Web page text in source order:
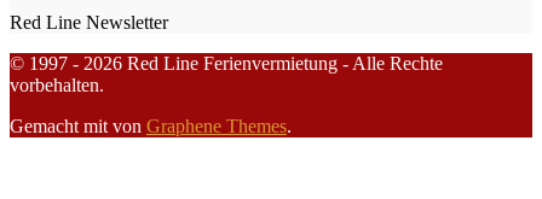
Red Line Newsletter
© 1997 - 2026 Red Line Ferienvermietung - Alle Rechte
vorbehalten.
Gemacht mit von Graphene Themes.